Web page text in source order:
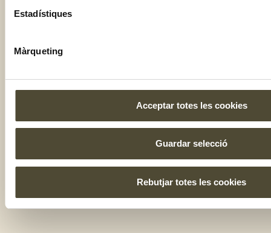
Estadístiques
Màrqueting
Acceptar totes les cookies
Guardar selecció
Rebutjar totes les cookies